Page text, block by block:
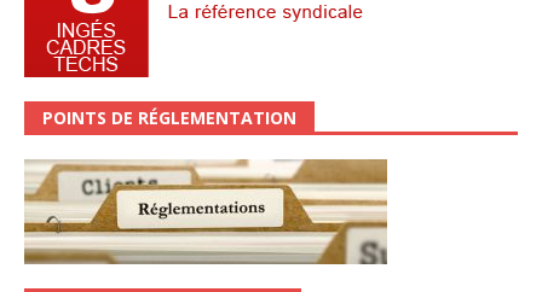
POINTS DE RÉGLEMENTATION